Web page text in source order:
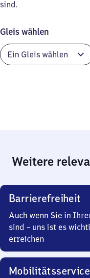
sind.
Gleis wählen
Weitere
Barrierefreiheit
Auch wenn Sie in
sind – uns ist es
erreichen